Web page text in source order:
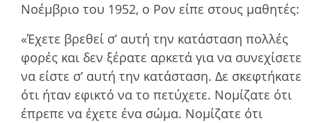
Νοέµβριο του 1952, ο Ρον είπε στους µαθητές:
«Έχετε βρεθεί σ’ αυτή την κατάσταση πολλές
φορές και δεν ξέρατε αρκετά για να συνεχίσετε
να είστε σ’ αυτή την κατάσταση. Δε σκεφτήκατε
ότι ήταν εφικτό να το πετύχετε. Νοµίζατε ότι
έπρεπε να έχετε ένα σώµα. Νοµίζατε ότι